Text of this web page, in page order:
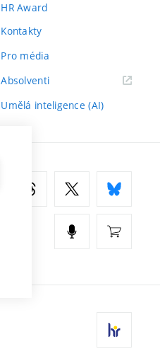
HR Award
Kontakty
Pro média
Absolventi(externí
Umělá inteligence (AI)